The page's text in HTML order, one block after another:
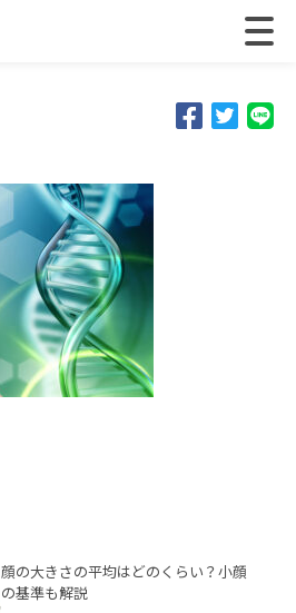
顔の大きさの平均はどのくらい？小顔
の基準も解説